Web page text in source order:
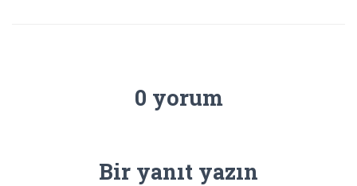
0 yorum
Bir yanıt yazın